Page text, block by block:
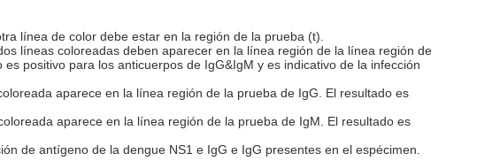
línea de color debe estar en la región de la prueba (t).
líneas coloreadas deben aparecer en la línea región de la línea región de
positivo para los anticuerpos de IgG&IgM y es indicativo de la infección
aparece en la línea región de la prueba de IgG. El resultado es
aparece en la línea región de la prueba de IgM. El resultado es
de antígeno de la dengue NS1 e IgG e IgG presentes en el espécimen.